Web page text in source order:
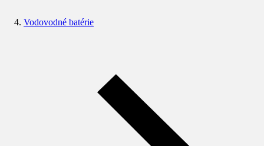
Vodovodné batérie